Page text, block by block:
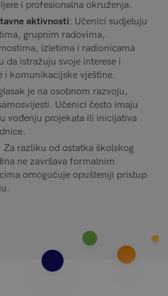
i profesionalna okruženja.
aktivnosti: Učenici sudjeluju
grupnim radovima,
izletima i radionicama
da istražuju svoje interese i
i komunikacijske vještine.
je na osobnom razvoju,
Učenici često imaju
vođenju projekata ili inicijativa
: Za razliku od ostatka školskog
ne završava formalnim
omogućuje opušteniji pristup